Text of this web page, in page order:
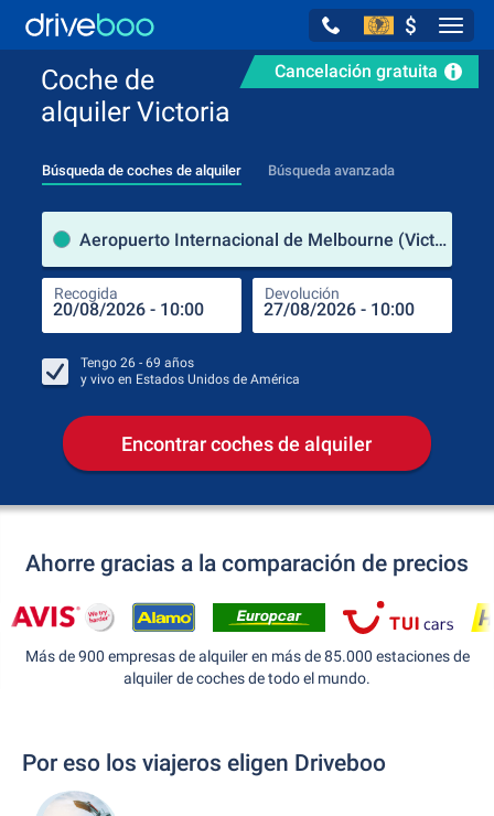
$
Cancelación gratuita
Coche de
alquiler Victoria
Búsqueda de coches de alquiler Búsqueda avanzada
Aeropuerto Internacional de Melbourne (Victoria / Australia)
Recogida Devolución
Tengo 26 - 69 años
y vivo en Estados Unidos de América
Encontrar coches de alquiler
Ahorre gracias a la comparación de precios
Más de 900 empresas de alquiler en más de 85.000 estaciones de
alquiler de coches de todo el mundo.
Por eso los viajeros eligen Driveboo